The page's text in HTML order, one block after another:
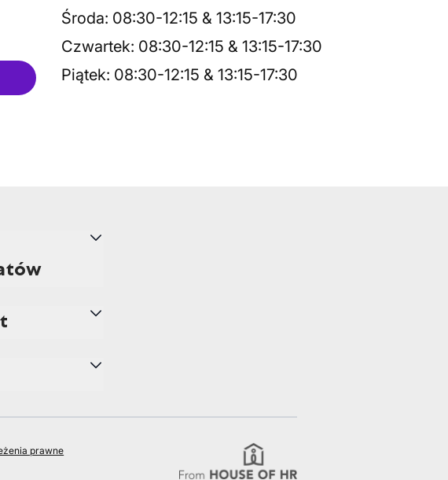
Środa: 08:30-12:15 & 13:15-17:30
Czwartek: 08:30-12:15 & 13:15-17:30
Piątek: 08:30-12:15 & 13:15-17:30
prawne